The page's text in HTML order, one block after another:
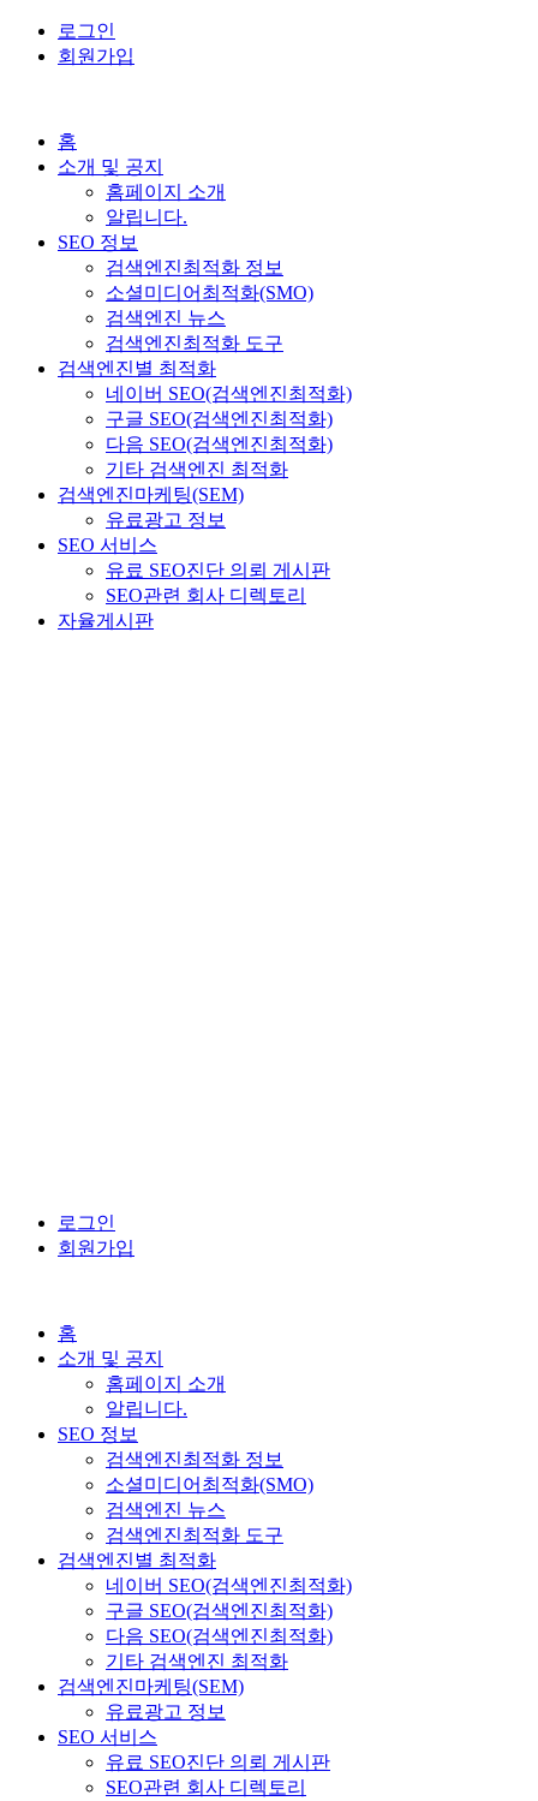
로그인
회원가입
홈
소개 및 공지
홈페이지 소개
알립니다.
SEO 정보
검색엔진최적화 정보
소셜미디어최적화(SMO)
검색엔진 뉴스
검색엔진최적화 도구
검색엔진별 최적화
네이버 SEO(검색엔진최적화)
구글 SEO(검색엔진최적화)
다음 SEO(검색엔진최적화)
기타 검색엔진 최적화
검색엔진마케팅(SEM)
유료광고 정보
SEO 서비스
유료 SEO진단 의뢰 게시판
SEO관련 회사 디렉토리
자율게시판
로그인
회원가입
홈
소개 및 공지
홈페이지 소개
알립니다.
SEO 정보
검색엔진최적화 정보
소셜미디어최적화(SMO)
검색엔진 뉴스
검색엔진최적화 도구
검색엔진별 최적화
네이버 SEO(검색엔진최적화)
구글 SEO(검색엔진최적화)
다음 SEO(검색엔진최적화)
기타 검색엔진 최적화
검색엔진마케팅(SEM)
유료광고 정보
SEO 서비스
유료 SEO진단 의뢰 게시판
SEO관련 회사 디렉토리